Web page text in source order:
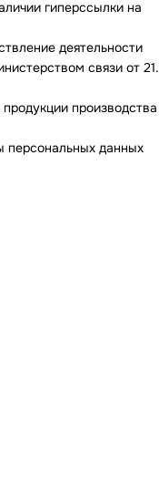
гиперссылки на
деятельности
связи от 21.
производства
персональных данных